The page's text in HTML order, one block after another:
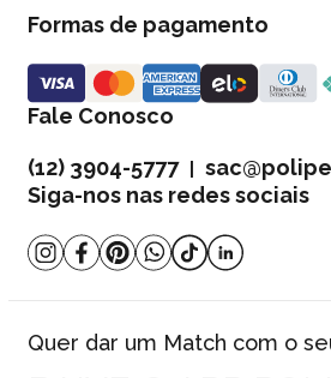
Formas de pagamento
Fale Conosco
(12) 3904-5777|
Siga-nos nas redes sociais
Quer dar um Match com o